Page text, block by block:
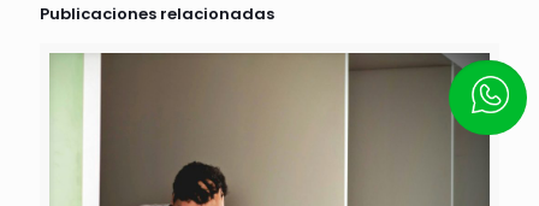
Publicaciones relacionadas